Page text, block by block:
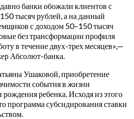
банки обожали клиентов с
тысяч рублей, а на данный
с доходом 50–150 тысяч
без трансформации профиля
в течение двух-трех месяцев»,—
Абсолют-банка.
Ушаковой, приобретение
события в жизни
ребенка. Исходя из этого
программа субсидирования ставки